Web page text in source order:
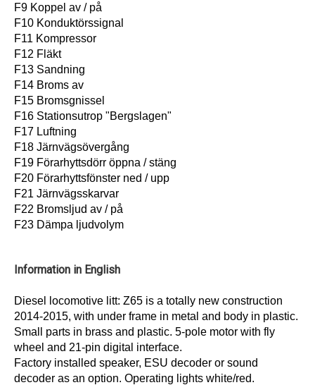
F9 Koppel av / på
F10 Konduktörssignal
F11 Kompressor
F12 Fläkt
F13 Sandning
F14 Broms av
F15 Bromsgnissel
F16 Stationsutrop "Bergslagen"
F17 Luftning
F18 Järnvägsövergång
F19 Förarhyttsdörr öppna / stäng
F20 Förarhyttsfönster ned / upp
F21 Järnvägsskarvar
F22 Bromsljud av / på
F23 Dämpa ljudvolym
Information in English
Diesel locomotive litt: Z65 is a totally new construction
2014-2015, with under frame in metal and body in plastic.
Small parts in brass and plastic. 5-pole motor with fly
wheel and 21-pin digital interface.
Factory installed speaker, ESU decoder or sound
decoder as an option. Operating lights white/red.